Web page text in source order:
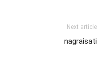
Next article
nagraisati